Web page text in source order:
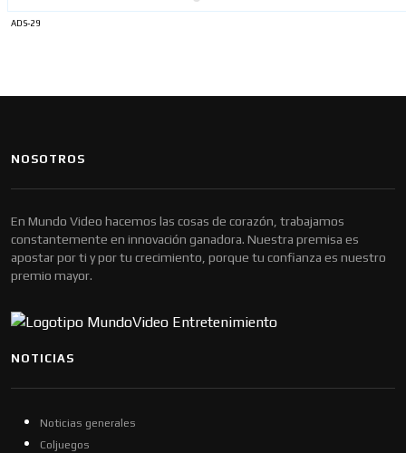
ADS-29
NOSOTROS
En Mundo Video hacemos las cosas de corazón, trabajamos
constantemente en innovación ganadora. Nuestra premisa es
apostar por ti y por tu crecimiento, porque tu confianza es nuestro
premio mayor.
NOTICIAS
Noticias generales
Coljuegos